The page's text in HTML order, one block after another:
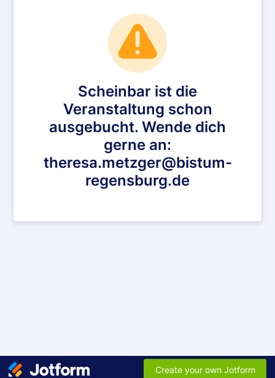
Scheinbar ist die
Veranstaltung schon
ausgebucht. Wende dich
gerne an:
theresa.metzger@bistum-
regensburg.de
Create your own Jotform